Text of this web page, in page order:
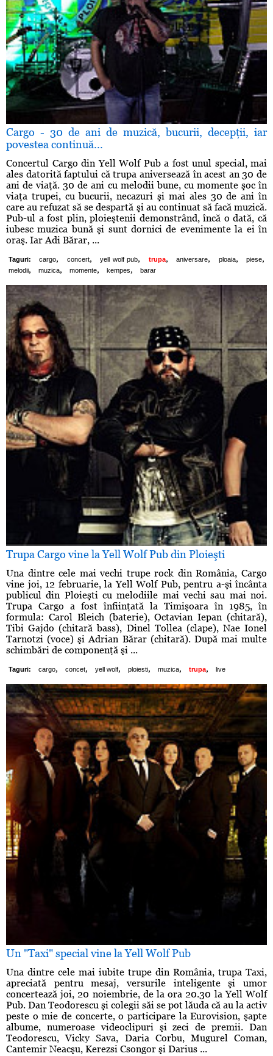
Cargo - 30 de ani de muzică, bucurii, decepţii, iar
povestea continuă...
Concertul Cargo din Yell Wolf Pub a fost unul special, mai
ales datorită faptului că trupa aniversează în acest an 30 de
ani de viaţă. 30 de ani cu melodii bune, cu momente şoc în
viaţa trupei, cu bucurii, necazuri şi mai ales 30 de ani în
care au refuzat să se despartă şi au continuat să facă muzică.
Pub-ul a fost plin, ploieştenii demonstrând, încă o dată, că
iubesc muzica bună şi sunt dornici de evenimente la ei în
oraş. Iar Adi Bărar, ...
Taguri: cargo, concert, yell wolf pub, trupa, aniversare, ploaia, piese,
melodii, muzica, momente, kempes, barar
Trupa Cargo vine la Yell Wolf Pub din Ploieşti
Una dintre cele mai vechi trupe rock din România, Cargo
vine joi, 12 februarie, la Yell Wolf Pub, pentru a-şi încânta
publicul din Ploieşti cu melodiile mai vechi sau mai noi.
Trupa Cargo a fost înfiinţată la Timişoara în 1985, în
formula: Carol Bleich (baterie), Octavian Iepan (chitară),
Tibi Gajdo (chitară bass), Dinel Tollea (clape), Nae Ionel
Tarnotzi (voce) şi Adrian Bărar (chitară). După mai multe
schimbări de componenţă şi ...
Taguri: cargo, concet, yell wolf, ploiesti, muzica, trupa, live
Un "Taxi" special vine la Yell Wolf Pub
Una dintre cele mai iubite trupe din România, trupa Taxi,
apreciată pentru mesaj, versurile inteligente şi umor
concertează joi, 20 noiembrie, de la ora 20.30 la Yell Wolf
Pub. Dan Teodorescu şi colegii săi se pot lăuda că au la activ
peste o mie de concerte, o participare la Eurovision, şapte
albume, numeroase videoclipuri şi zeci de premii. Dan
Teodorescu, Vicky Sava, Daria Corbu, Mugurel Coman,
Cantemir Neacşu, Kerezsi Csongor şi Darius ...